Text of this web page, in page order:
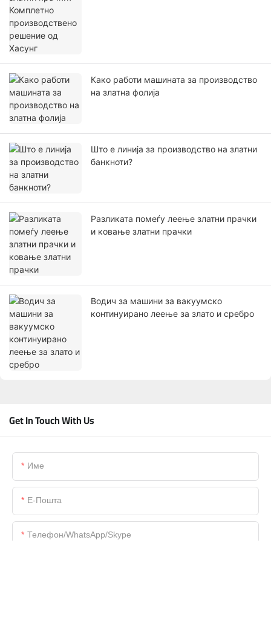
Како работи машината за производство
на златна фолија
Што е линија за производство на златни
банкноти?
Разликата помеѓу леење златни прачки
и ковање златни прачки
Водич за машини за вакуумско
континуирано леење за злато и сребро
Get In Touch With Us
Име
Е-Пошта
Телефон/WhatsApp/Skype